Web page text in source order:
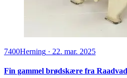
7400Herning · 22. mar. 2025
Fin gammel brødskære fra